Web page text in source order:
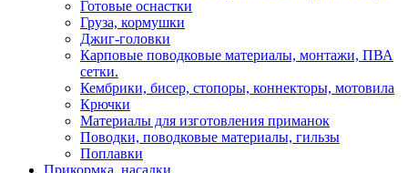
Готовые оснастки
Груза, кормушки
Джиг-головки
Карповые поводковые материалы, монтажи, ПВА
сетки.
Кембрики, бисер, стопоры, коннекторы, мотовила
Крючки
Материалы для изготовления приманок
Поводки, поводковые материалы, гильзы
Поплавки
Прикормка, насадки